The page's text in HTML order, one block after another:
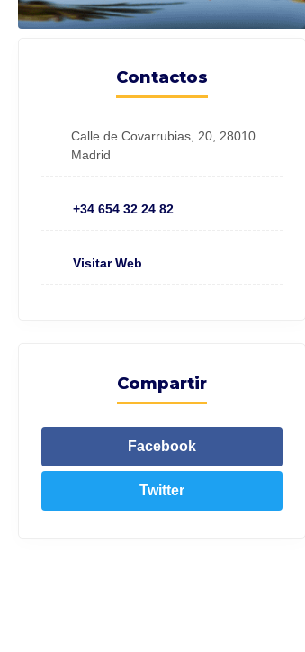
Contactos
Calle de Covarrubias, 20, 28010
Madrid
+34 654 32 24 82
Visitar Web
Compartir
Facebook
Twitter